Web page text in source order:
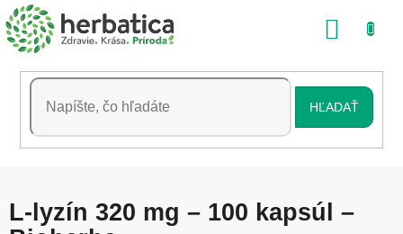
Prejsť
na
obsah
HĽADAŤ
L-lyzín 320 mg – 100 kapsúl –